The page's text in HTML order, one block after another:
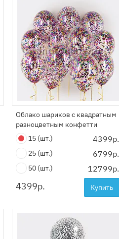
Облако шариков с квадратным
разноцветным конфетти
15 (шт.) 4399р.
25 (шт.) 6799р.
50 (шт.) 12799р.
4399р. Купить